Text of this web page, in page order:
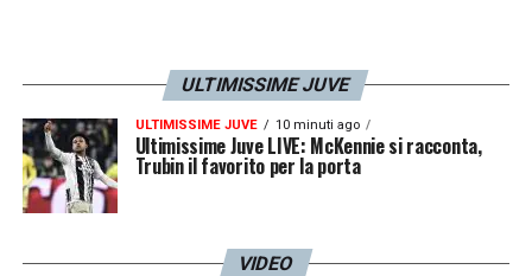
ULTIMISSIME JUVE
ULTIMISSIME JUVE 10 minuti ago
Ultimissime Juve LIVE: McKennie si racconta,
Trubin il favorito per la porta
VIDEO